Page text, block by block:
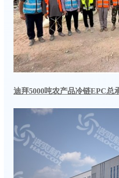
迪拜5000吨农产品冷链EPC总